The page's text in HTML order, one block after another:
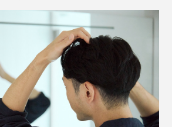
COMPANYといえば、世界中か
れるニューウェーブコーヒーの国内
ターやミュージシャンなど、様々な
持ちながら、世界レベルの技術を誇
属するコーヒーショップです。